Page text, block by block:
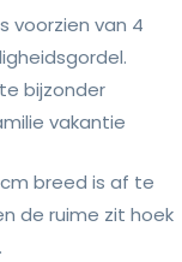
voorzien van 4
bijzonder
vakantie
breed is af te
de ruime zit hoek